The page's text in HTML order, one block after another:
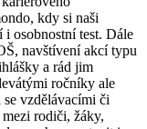
kdy si naši
osobnostní test. Dále
navštívení akcí typu
a rád jim
ročníky ale
vzdělávacími či
rodiči, žáky,